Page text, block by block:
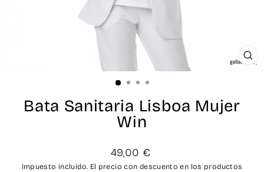
Bata Sanitaria Lisboa Mujer
Win
Precio
habitual
49,00 €
Impuesto incluido. El precio con descuento en los productos